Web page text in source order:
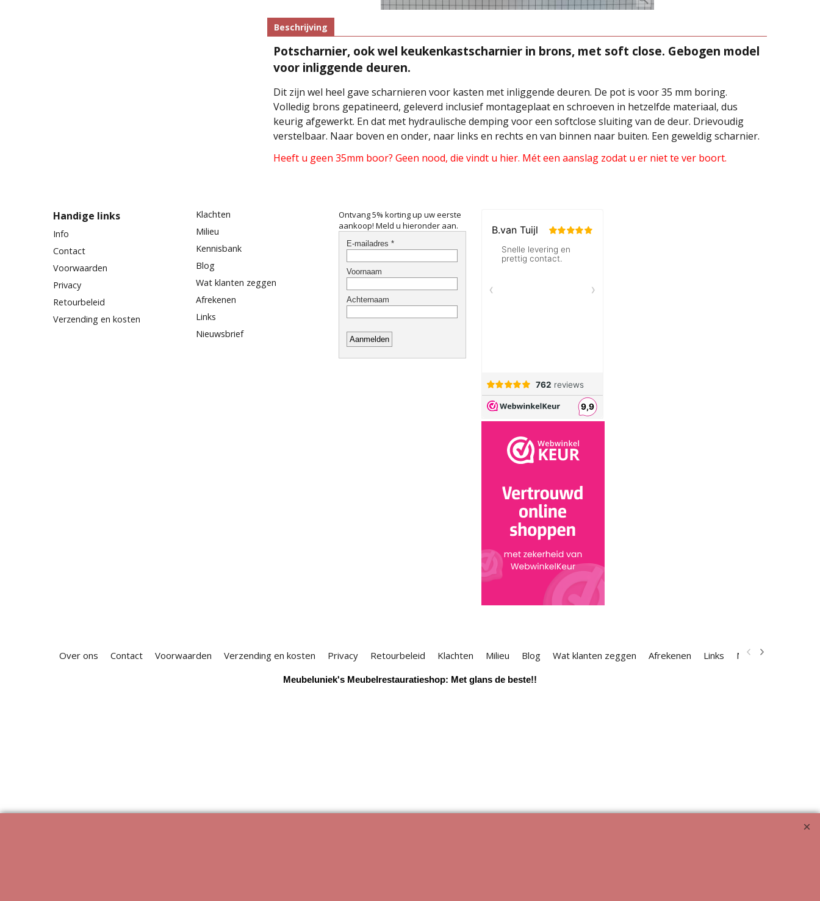
Beschrijving
Potscharnier, ook wel keukenkastscharnier in brons, met soft close. Gebogen model
voor inliggende deuren.
Dit zijn wel heel gave scharnieren voor kasten met inliggende deuren. De pot is voor 35 mm boring.
Volledig brons gepatineerd, geleverd inclusief montageplaat en schroeven in hetzelfde materiaal, dus
keurig afgewerkt. En dat met hydraulische demping voor een softclose sluiting van de deur. Drievoudig
verstelbaar. Naar boven en onder, naar links en rechts en van binnen naar buiten. Een geweldig scharnier.
Heeft u geen 35mm boor? Geen nood, die vindt u hier. Mét een aanslag zodat u er niet te ver boort.
Handige links
Info
Contact
Voorwaarden
Privacy
Retourbeleid
Verzending en kosten
Klachten
Milieu
Kennisbank
Blog
Wat klanten zeggen
Afrekenen
Links
Nieuwsbrief
Ontvang 5% korting up uw eerste
aankoop! Meld u hieronder aan.
Over ons Contact Voorwaarden Verzending en kosten Privacy Retourbeleid Klachten Milieu Blog Wat klanten zeggen Afrekenen Links Nieuwsbrief
Meubeluniek's Meubelrestauratieshop: Met glans de beste!!